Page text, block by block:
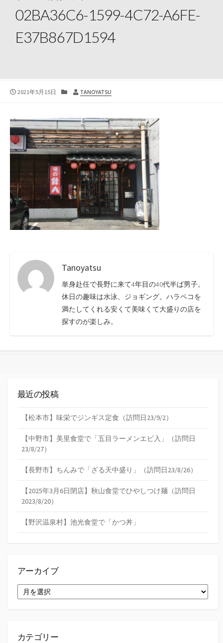
02BA36C6-1599-4C72-A6FE-
E37B867D1594
公
2021年5月15日
カ
リ
ー
投
TANOYATSU
Tanoyatsu
単身赴任で長野に来て4年目の40代半ば男子。
休日の趣味は水泳、ジョギング。ハラペコを
満たしてくれる安くて美味くて大盛りの店を
探すのが楽しみ。
最近の投稿
【松本市】味栄でジンギス定食（訪問日23/9/2）
【中野市】美里食堂で「五目ラーメンエビ入」（訪問日
23/8/27）
【長野市】ちんみで「ざる天中盛り」（訪問日23/8/26）
【2025年3月6日閉店】秋山食堂でひやしつけ麺（訪問日
2023/8/20）
【野沢温泉村】池光食堂で「かつ丼」
アーカイブ
ー
カテゴリー